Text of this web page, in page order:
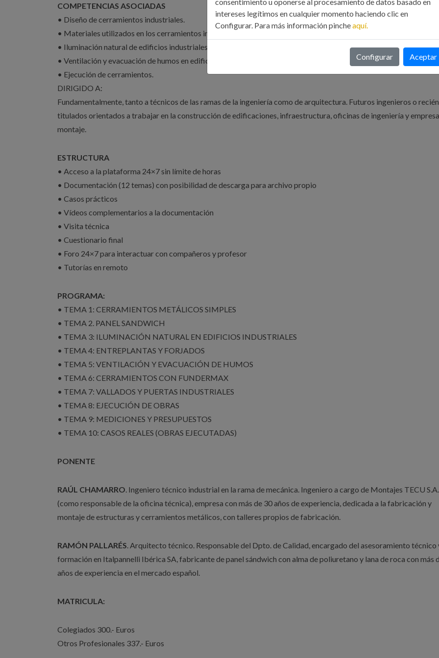
COMPETENCIAS ASOCIADAS
• Diseño de cerramientos industriales.
• Materiales utilizados en los cerramientos industriales.
• Iluminación natural de edificios industriales.
• Ventilación y evacuación de humos en edificios industriales.
• Ejecución de cerramientos.
DIRIGIDO A:
Fundamentalmente, tanto a técnicos de las ramas de la ingeniería como de arquitectura. Futuros ingenieros o recién
titulados orientados a trabajar en la construcción de edificaciones, infraestructura, oficinas de ingeniería y
montaje.
ESTRUCTURA
• Acceso a la plataforma 24×7 sin límite de horas
• Documentación (12 temas) con posibilidad de descarga para archivo propio
• Casos prácticos
• Vídeos complementarios a la documentación
• Visita técnica
• Cuestionario final
• Foro 24×7 para interactuar con compañeros y profesor
• Tutorías en remoto
PROGRAMA:
• TEMA 1: CERRAMIENTOS METÁLICOS SIMPLES
• TEMA 2. PANEL SANDWICH
• TEMA 3: ILUMINACIÓN NATURAL EN EDIFICIOS INDUSTRIALES
• TEMA 4: ENTREPLANTAS Y FORJADOS
• TEMA 5: VENTILACIÓN Y EVACUACIÓN DE HUMOS
• TEMA 6: CERRAMIENTOS CON FUNDERMAX
• TEMA 7: VALLADOS Y PUERTAS INDUSTRIALES
• TEMA 8: EJECUCIÓN DE OBRAS
• TEMA 9: MEDICIONES Y PRESUPUESTOS
• TEMA 10: CASOS REALES (OBRAS EJECUTADAS)
PONENTE
RAÚL CHAMARRO. Ingeniero técnico industrial en la rama de mecánica. Ingeniero a cargo de Montajes TECU S.A.
(como responsable de la oficina técnica), empresa con más de 30 años de experiencia, dedicada a la fabricación y
montaje de estructuras y cerramientos metálicos, con talleres propios de fabricación.
RAMÓN PALLARÉS. Arquitecto técnico. Responsable del Dpto. de Calidad, encargado del asesoramiento técnico
formación en Italpannelli Ibérica SA, fabricante de panel sándwich con alma de poliuretano y lana de roca con más
años de experiencia en el mercado español.
MATRICULA:
Colegiados 300.- Euros
Otros Profesionales 337.- Euros
intereses legítimos en cualquier momento haciendo clic en
Configurar. Para más información pincheaquí.
Configurar Aceptar